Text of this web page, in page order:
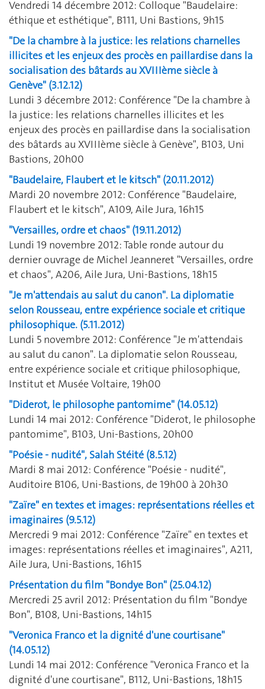
Vendredi 14 décembre 2012: Colloque "Baudelaire:
éthique et esthétique", B111, Uni Bastions, 9h15
"De la chambre à la justice: les relations charnelles
illicites et les enjeux des procès en paillardise dans la
socialisation des bâtards au XVIIIème siècle à
Genève" (3.12.12)
Lundi 3 décembre 2012: Conférence "De la chambre à
la justice: les relations charnelles illicites et les
enjeux des procès en paillardise dans la socialisation
des bâtards au XVIIIème siècle à Genève", B103, Uni
Bastions, 20h00
"Baudelaire, Flaubert et le kitsch" (20.11.2012)
Mardi 20 novembre 2012: Conférence "Baudelaire,
Flaubert et le kitsch", A109, Aile Jura, 16h15
"Versailles, ordre et chaos" (19.11.2012)
Lundi 19 novembre 2012: Table ronde autour du
dernier ouvrage de Michel Jeanneret "Versailles, ordre
et chaos", A206, Aile Jura, Uni-Bastions, 18h15
"Je m'attendais au salut du canon". La diplomatie
selon Rousseau, entre expérience sociale et critique
philosophique. (5.11.2012)
Lundi 5 novembre 2012: Conférence "Je m'attendais
au salut du canon". La diplomatie selon Rousseau,
entre expérience sociale et critique philosophique,
Institut et Musée Voltaire, 19h00
"Diderot, le philosophe pantomime" (14.05.12)
Lundi 14 mai 2012: Conférence "Diderot, le philosophe
pantomime", B103, Uni-Bastions, 20h00
"Poésie - nudité", Salah Stéité (8.5.12)
Mardi 8 mai 2012: Conférence "Poésie - nudité",
Auditoire B106, Uni-Bastions, de 19h00 à 20h30
"Zaïre" en textes et images: représentations réelles et
imaginaires (9.5.12)
Mercredi 9 mai 2012: Conférence "Zaïre" en textes et
images: représentations réelles et imaginaires", A211,
Aile Jura, Uni-Bastions, 16h15
Présentation du film "Bondye Bon" (25.04.12)
Mercredi 25 avril 2012: Présentation du film "Bondye
Bon", B108, Uni-Bastions, 14h15
"Veronica Franco et la dignité d'une courtisane"
(14.05.12)
Lundi 14 mai 2012: Conférence "Veronica Franco et la
dignité d'une courtisane", B112, Uni-Bastions, 18h15